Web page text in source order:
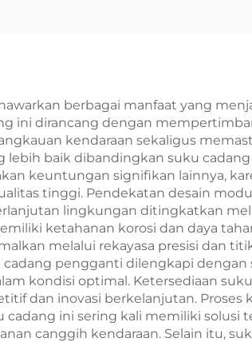
berbagai manfaat yang
ini dirancang dengan
kendaraan sekaligus
baik dibandingkan suku
keuntungan signifikan lainnya,
tinggi. Pendekatan desain
lingkungan ditingkatkan
ketahanan korosi dan daya
melalui rekayasa presisi dan
pengganti dilengkapi
kondisi optimal. Ketersediaan
dan inovasi berkelanjutan.
ini sering kali memiliki solusi
canggih kendaraan. Selain itu,